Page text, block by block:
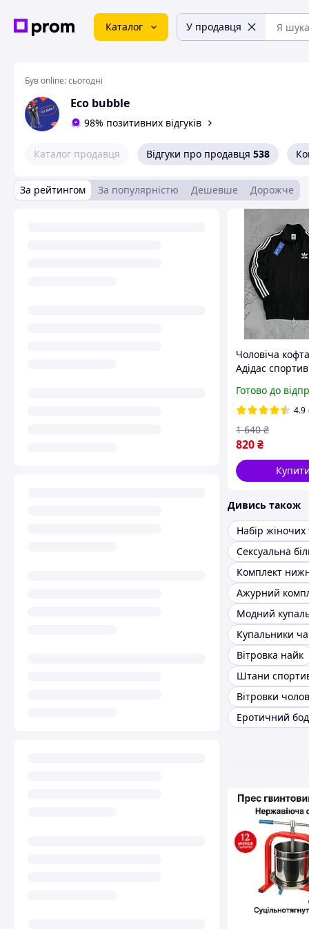
Каталог У продавця
Був online:сьогодні
Eco bubble
98% позитивних відгуків
Каталог продавця Відгуки про продавця 538
За рейтингом За популярністю Дешевше Дорожче
Чоловіча
Адідас
чорна
Готово до
4.9
820₴
1 640 ₴
Купити
Дивись також
Набір жіночих
Сексуальна
Купальники
Вітровка найк
Штани
Вітровки